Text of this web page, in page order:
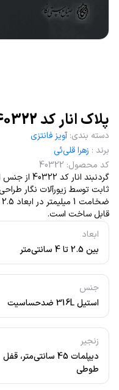
پلاک انار کد 40322
ابعاد
بین 2.5 تا 4 سانتی‌متر
جنس
استیل 316L ضدحساسیت
زنجیر
دیپلمات 45 سانتی‌متر، قفل
طوطی
دسته بندی: آویز فانتزی
برند : زهرا قلی‌ئی
کد محصول:
40322
گردنبند
ثابت توسط زیورآلات نگار
قابل ساخت است.